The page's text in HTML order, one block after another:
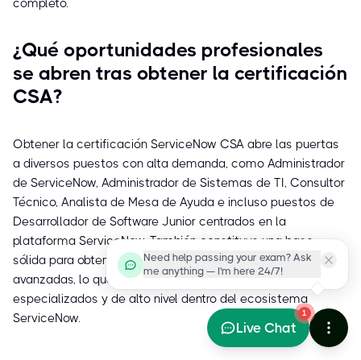
completo.
¿Qué oportunidades profesionales
se abren tras obtener la certificación
CSA?
Obtener la certificación ServiceNow CSA abre las puertas
a diversos puestos con alta demanda, como Administrador
de ServiceNow, Administrador de Sistemas de TI, Consultor
Técnico, Analista de Mesa de Ayuda e incluso puestos de
Desarrollador de Software Junior centrados en la
plataforma ServiceNow. También constituye una base
sólida para obtener certificaciones ServiceNow más
avanzadas, lo que permite acceder a puestos
especializados y de alto nivel dentro del ecosistema
ServiceNow.
Need help passing your exam? Ask
me anything — I'm here 24/7!
1
Live Chat